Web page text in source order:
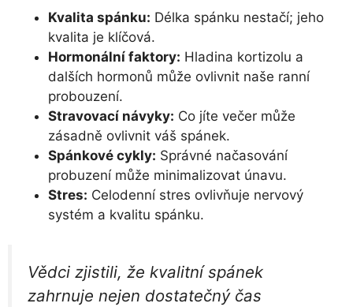
Kvalita spánku: Délka spánku nestačí; jeho
kvalita je klíčová.
Hormonální faktory: Hladina kortizolu a
dalších hormonů může ovlivnit naše ranní
probouzení.
Stravovací návyky: Co jíte večer může
zásadně ovlivnit váš spánek.
Spánkové cykly: Správné načasování
probuzení může minimalizovat únavu.
Stres: Celodenní stres ovlivňuje nervový
systém a kvalitu spánku.
Vědci zjistili, že kvalitní spánek
zahrnuje nejen dostatečný čas